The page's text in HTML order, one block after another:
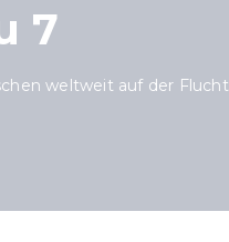
7
weltweit auf der Flucht